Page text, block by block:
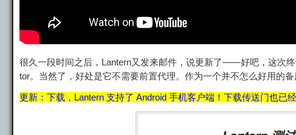
很久一段时间之后，Lantern又发来邮件，说更新了——好吧，这次
tor。当然了，好处是它不需要前置代理。作为一个并不怎么好用的
更新：下载，Lantern 支持了 Android 手机客户端！下载传送门也已